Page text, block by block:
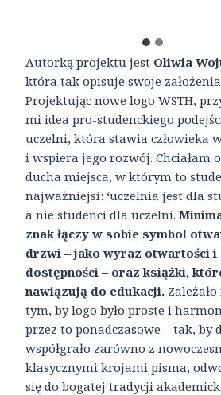
Autorką projektu jest Oliwia
która tak opisuje swoje
Projektując nowe logo WSTH,
mi idea pro-studenckiego
uczelni, która stawia człowieka
i wspiera jego rozwój. Chciałam
ducha miejsca, w którym to
najważniejsi: ‘uczelnia jest dla
a nie studenci dla uczelni.
znak łączy w sobie symbol
drzwi – jako wyraz otwartości i
dostępności – oraz książki,
nawiązują do edukacji.
tym, by logo było proste i
przez to ponadczasowe – tak, by
współgrało zarówno z
klasycznymi krojami pisma,
się do bogatej tradycji